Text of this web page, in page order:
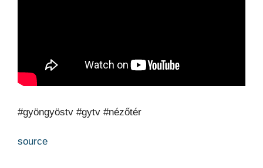
#gyöngyöstv #gytv #nézőtér
source